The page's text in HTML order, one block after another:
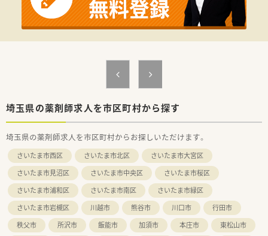
■ヘルス・ビューティー・ライフ・調剤を1店舗に集約したショー
トタイムショッピングをコンセプトに店舗展開しています。
■健康と美と衛生を通じて社会貢献するという経営理念のもと、
地域になくてはならないかかりつけ薬局を目指しています。
【勤務実態について】
■全店舗にピッキングシステム等の最新機器を導入しており、調
ず、調剤業務や患者様対応に専念できる働きやすい環境です。
■多くの店舗で平日9時から18時までの開局となっており、残業
【職場環境と雰囲気】
■経験豊富なスタッフから若手まで幅広い層が活躍しており、わ
からないことも気軽に質問できるアットホームな雰囲気です。
■従業員想いの企業風土が根付いており、休憩室には畳のスペー
スを設けるなどリラックスして過ごせる工夫がされています。
■医療事務スタッフが多数配置されているため、一人薬剤師の際
でもダブルチェック機能が働き安心して業務を進められます。
埼玉県の薬剤師求人を市区町村から探す
埼玉県の薬剤師求人を市区町村からお探しいただけます。
さいたま市西区 さいたま市北区
さいたま市大宮区
さいたま市見沼区
さいたま市中央区
さいたま市桜区
さいたま市浦和区
さいたま市南区
さいたま市緑区
さいたま市岩槻区
川越市 熊谷市 川口市
行田市
秩父市
所沢市 飯能市 加須市 本庄市
東松山市